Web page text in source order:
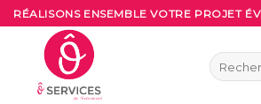
Skip
to
content
RÉALISONS ENSEMBLE VOTRE PROJET
Recherche
pour :